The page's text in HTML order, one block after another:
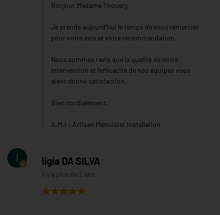
Bonjour Madame Thouery,
Je prends aujourd’hui le temps de vous remercier
pour votre avis et votre recommandation.
Nous sommes ravis que la qualité de notre
intervention et l’efficacité de nos équipes vous
aient donné satisfaction.
Bien cordialement,
A.M.I – Artisan Menuisier Installation
ligia DA SILVA
il y a plus de 2 ans